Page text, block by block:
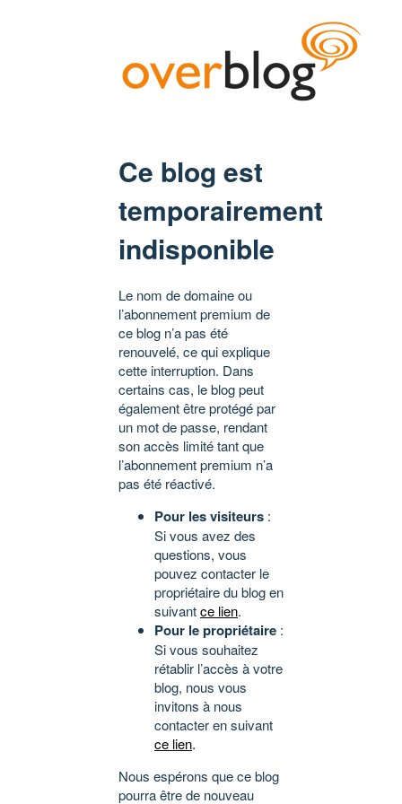
Ce blog est
temporairement
indisponible
Le nom de domaine ou
l’abonnement premium de
ce blog n’a pas été
renouvelé, ce qui explique
cette interruption. Dans
certains cas, le blog peut
également être protégé par
un mot de passe, rendant
son accès limité tant que
l’abonnement premium n’a
pas été réactivé.
Pour les visiteurs :
Si vous avez des
questions, vous
pouvez contacter le
propriétaire du blog en
suivantce lien.
Pour le propriétaire :
Si vous souhaitez
rétablir l’accès à votre
blog, nous vous
invitons à nous
contacter en suivant
ce lien.
Nous espérons que ce blog
pourra être de nouveau